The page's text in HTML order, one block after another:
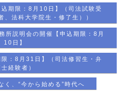
期限：8月10日】（司法試験受
、法科大学院生・修了生））
所説明会の開催【申込期限：8月
10日】
：8月31日】（司法修習生・弁
経験者）
く、“今から始める”時代へ